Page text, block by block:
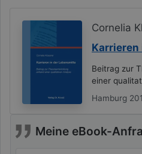
Cornelia
Beitrag zur
einer
Hamburg
Meine eBook-